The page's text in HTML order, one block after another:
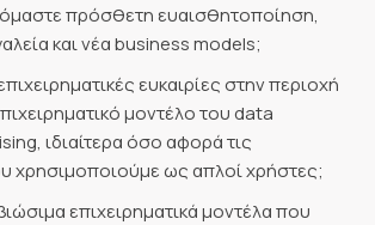
πρόσθετη ευαισθητοποίηση,
και νέα business models;
ευκαιρίες στην περιοχή
μοντέλο του data
ιδιαίτερα όσο αφορά τις
χρησιμοποιούμε ως απλοί χρήστες;
επιχειρηματικά μοντέλα που